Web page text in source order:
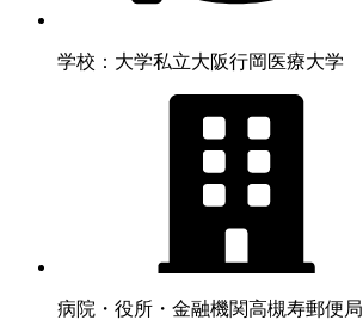
学校：大学私立大阪行岡医療大学
病院・役所・金融機関高槻寿郵便局